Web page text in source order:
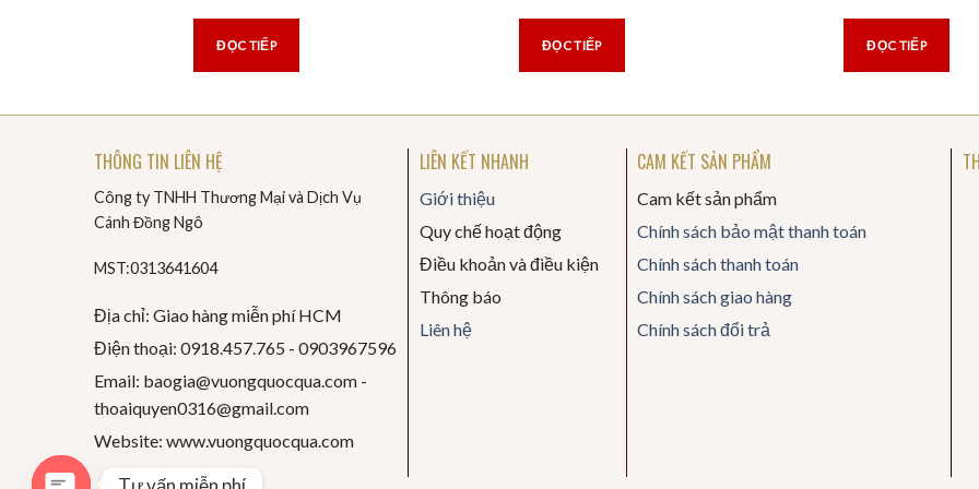
ĐỌC TIẾP ĐỌC TIẾP ĐỌC TIẾP
THÔNG TIN LIÊN HỆ
Công ty TNHH Thương Mại và Dịch Vụ
Cánh Đồng Ngô
MST:0313641604
Địa chỉ: Giao hàng miễn phí HCM
Điện thoại: 0918.457.765 - 0903967596
Email: baogia@vuongquocqua.com -
thoaiquyen0316@gmail.com
Website: www.vuongquocqua.com
LIÊN KẾT NHANH
Giới thiệu
Quy chế hoạt động
Điều khoản và điều kiện
Thông báo
Liên hệ
CAM KẾT SẢN PHẨM
Cam kết sản phẩm
Chính sách bảo mật thanh toán
Chính sách thanh toán
Chính sách giao hàng
Chính sách đổi trả